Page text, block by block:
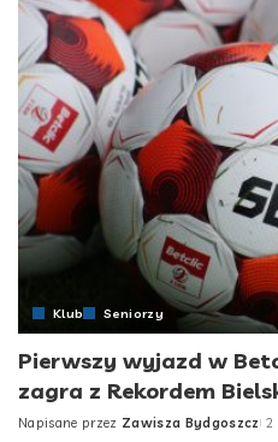
Klub Seniorzy
Pierwszy wyjazd w
zagra z Rekordem
Posted
Napisane przez Zawisza Bydgoszcz 2